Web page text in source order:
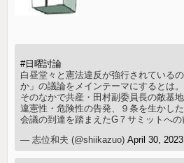
#日曜討論
白昼堂々と憲法違反が強行されている
か」の議論をメインテーマにするとは。
そのなかで共産・田村副委員長の敵基
違憲性・危険性の告発、９条を生かし
会議の到達を踏まえたG７サミットへの
— 志位和夫 (@shiikazuo)April 30, 2023